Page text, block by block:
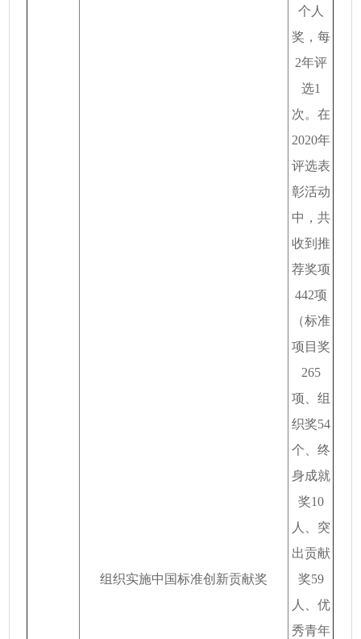
组织实施中国标准创新贡献奖
个人
奖，每
2年评
选1
次。在
2020年
评选表
彰活动
中，共
收到推
荐奖项
442项
（标准
项目奖
265
项、组
织奖54
个、终
身成就
奖10
人、突
出贡献
奖59
人、优
秀青年